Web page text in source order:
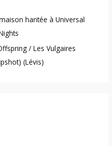
hantée à Universal
/ Les Vulgaires
(Lévis)